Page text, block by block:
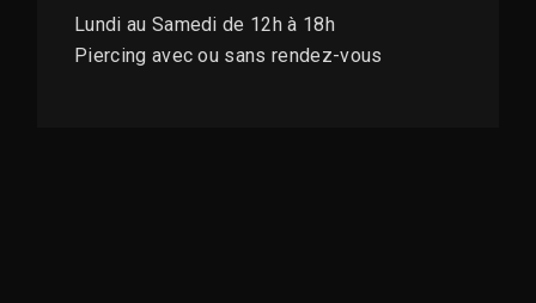
Lundi au Samedi de 12h à 18h
Piercing avec ou sans rendez-vous